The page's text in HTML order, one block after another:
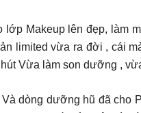
lớp Makeup lên đẹp, làm
limited vừa ra đời , cái
Vừa làm son dưỡng ,
dòng dưỡng hũ đã cho